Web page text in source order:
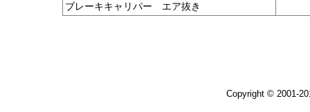
ブレーキキャリパー エア抜き
Copyright © 2001-